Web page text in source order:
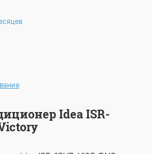
Idea ISR-